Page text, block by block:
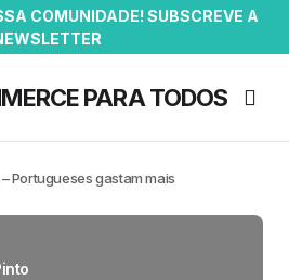
COMUNIDADE! SUBSCREVE A
Portugueses gastam mais